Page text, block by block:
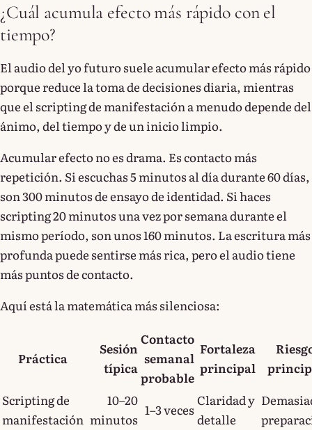
¿Cuál acumula efecto más rápido con el
tiempo?
El audio del yo futuro suele acumular efecto más rápido
porque reduce la toma de decisiones diaria, mientras
que el scripting de manifestación a menudo depende del
ánimo, del tiempo y de un inicio limpio.
Acumular efecto no es drama. Es contacto más
repetición. Si escuchas 5 minutos al día durante 60 días,
son 300 minutos de ensayo de identidad. Si haces
scripting 20 minutos una vez por semana durante el
mismo período, son unos 160 minutos. La escritura más
profunda puede sentirse más rica, pero el audio tiene
más puntos de contacto.
Aquí está la matemática más silenciosa:
Práctica
Sesión
típica
Contacto
semanal
probable
Fortaleza
principal
Scripting de
manifestación
10–20
minutos
1–3 veces
Claridad y
detalle